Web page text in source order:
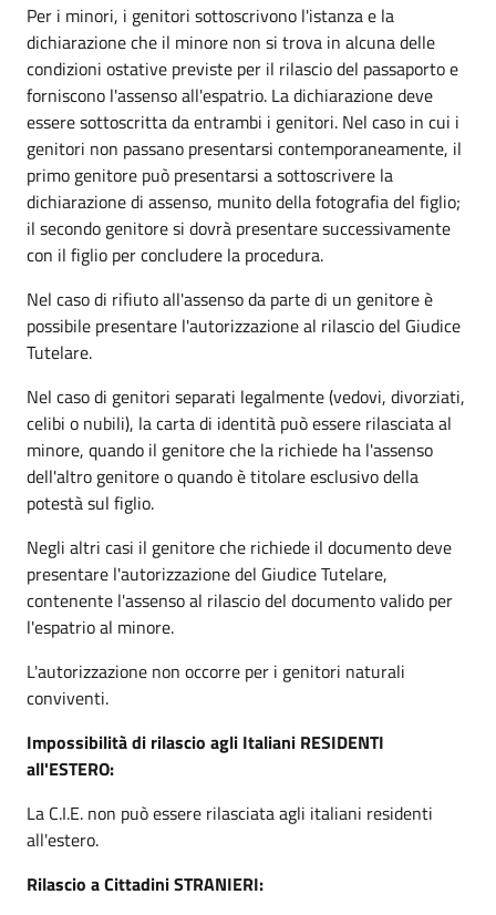
Per i minori, i genitori sottoscrivono l'istanza e la
dichiarazione che il minore non si trova in alcuna delle
condizioni ostative previste per il rilascio del passaporto e
forniscono l'assenso all'espatrio. La dichiarazione deve
essere sottoscritta da entrambi i genitori. Nel caso in cui i
genitori non passano presentarsi contemporaneamente, il
primo genitore può presentarsi a sottoscrivere la
dichiarazione di assenso, munito della fotografia del figlio;
il secondo genitore si dovrà presentare successivamente
con il figlio per concludere la procedura.
Nel caso di rifiuto all'assenso da parte di un genitore è
possibile presentare l'autorizzazione al rilascio del Giudice
Tutelare.
Nel caso di genitori separati legalmente (vedovi, divorziati,
celibi o nubili), la carta di identità può essere rilasciata al
minore, quando il genitore che la richiede ha l'assenso
dell'altro genitore o quando è titolare esclusivo della
potestà sul figlio.
Negli altri casi il genitore che richiede il documento deve
presentare l'autorizzazione del Giudice Tutelare,
contenente l'assenso al rilascio del documento valido per
l'espatrio al minore.
L'autorizzazione non occorre per i genitori naturali
conviventi.
Impossibilità di rilascio agli Italiani RESIDENTI
all'ESTERO:
La C.I.E. non può essere rilasciata agli italiani residenti
all'estero.
Rilascio a Cittadini STRANIERI: